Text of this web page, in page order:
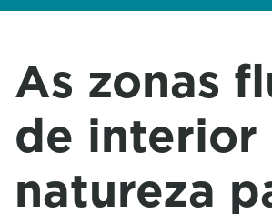
As zonas
de interior
natureza